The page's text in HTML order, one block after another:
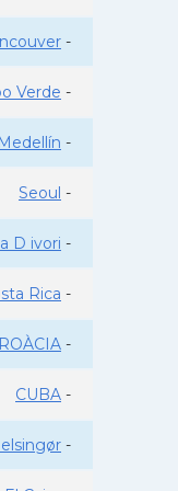
-
Verde -
Medellín -
Seoul -
D ivori -
Rica -
-
CUBA -
-